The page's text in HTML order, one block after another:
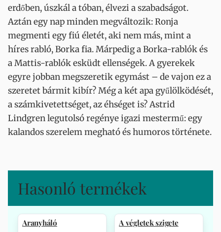
erdőben, úszkál a tóban, élvezi a szabadságot.
Aztán egy nap minden megváltozik: Ronja
megmenti egy fiú életét, aki nem más, mint a
híres rabló, Borka fia. Márpedig a Borka-rablók és
a Mattis-rablók esküdt ellenségek. A gyerekek
egyre jobban megszeretik egymást – de vajon ez a
szeretet bármit kibír? Még a két apa gyűlölködését,
a számkivetettséget, az éhséget is? Astrid
Lindgren legutolsó regénye igazi mestermű: egy
kalandos szerelem megható és humoros története.
Hasonló termékek
Aranyháló A végletek szigete